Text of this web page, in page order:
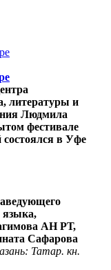
литературы и
Людмила
фестивале
состоялся в Уфе
языка,
АН РТ,
Сафарова
Татар. кн.